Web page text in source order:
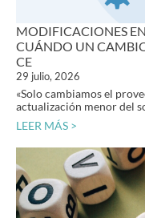
MODIFICACIONES
CUÁNDO UN
CE
29 julio, 2026
«Solo cambiamos el
actualización menor del
LEER MÁS >